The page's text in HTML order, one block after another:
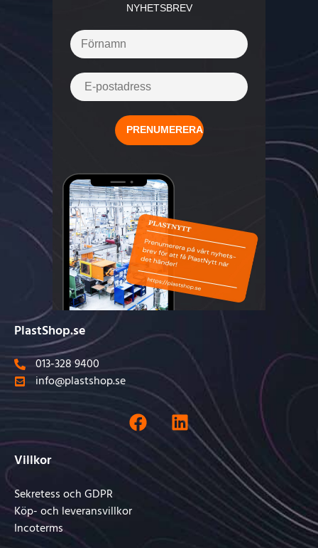
NYHETSBREV
PlastShop.se
013-328 9400
info@plastshop.se
Villkor
Sekretess och GDPR
Köp- och leveransvillkor
Incoterms